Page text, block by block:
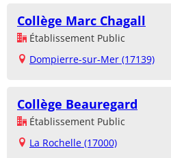
Collège Marc Chagall
Établissement Public
Dompierre-sur-Mer (17139)
Collège Beauregard
Établissement Public
La Rochelle (17000)